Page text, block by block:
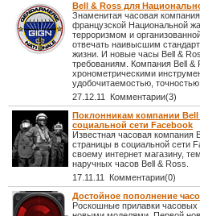
Bell & Ross для
Знаменитая часовая
французской Национальной
терроризмом и
отвечать наивысшим
жизни. И новые часы Bell &
требованиям. Компания Bell
хронометрическими
удобочитаемостью,
27.12.11 Комментарии(3)
Поклонникам компании
социальной сети Facebook
Известная часовая компания
страницы в социальной сети
своему интернет магазину,
наручных часов Bell & Ross.
17.11.11 Комментарии(0)
Достойное пополнение
Роскошные прилавки